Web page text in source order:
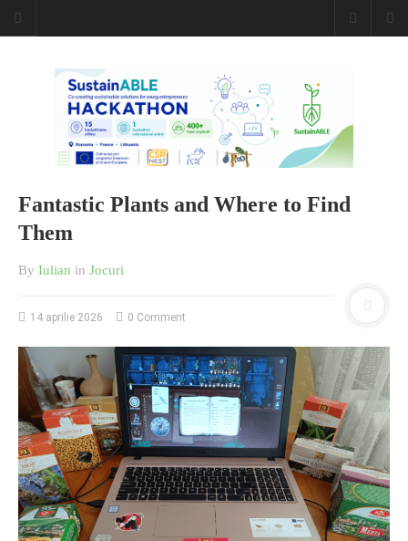
Caiet de
insemnari
DESCARCĂ!
O poveste in care sexul se
confunda cu dragostea,
cinismul cu idealismul si
Fantastic Plants and Where to Find
Them
By Iulian in Jocuri
14 aprilie 2026 0 Comment